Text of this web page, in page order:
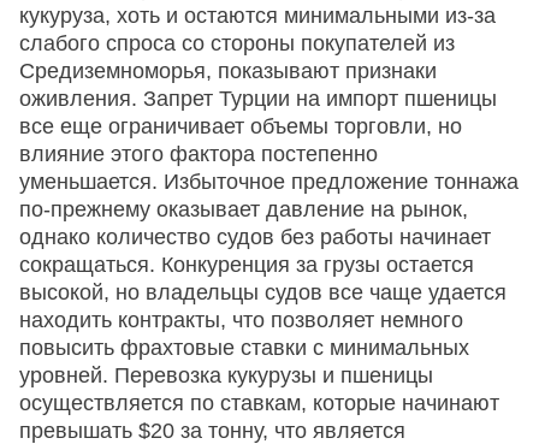
кукуруза, хоть и остаются минимальными из-за
слабого спроса со стороны покупателей из
Средиземноморья, показывают признаки
оживления. Запрет Турции на импорт пшеницы
все еще ограничивает объемы торговли, но
влияние этого фактора постепенно
уменьшается. Избыточное предложение тоннажа
по-прежнему оказывает давление на рынок,
однако количество судов без работы начинает
сокращаться. Конкуренция за грузы остается
высокой, но владельцы судов все чаще удается
находить контракты, что позволяет немного
повысить фрахтовые ставки с минимальных
уровней. Перевозка кукурузы и пшеницы
осуществляется по ставкам, которые начинают
превышать $20 за тонну, что является